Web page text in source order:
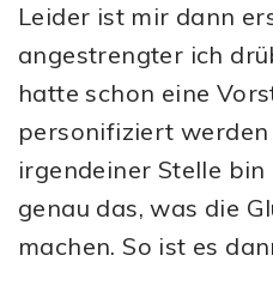
Leider ist mir dann
angestrengter ich
hatte schon eine
personifiziert
irgendeiner Stelle
genau das, was die
machen. So ist es